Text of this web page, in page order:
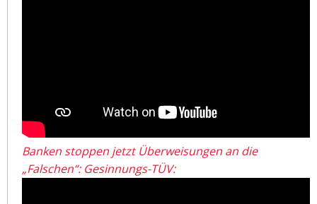
Banken stoppen jetzt Überweisungen an die
„Falschen“: Gesinnungs-TÜV: